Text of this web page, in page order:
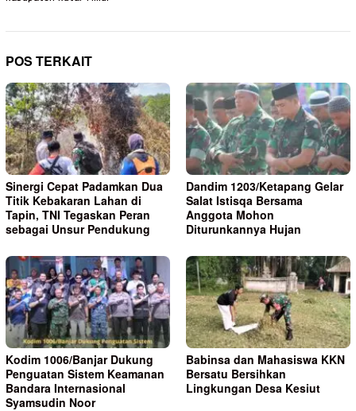
POS TERKAIT
Sinergi Cepat Padamkan Dua
Titik Kebakaran Lahan di
Tapin, TNI Tegaskan Peran
sebagai Unsur Pendukung
Dandim 1203/Ketapang Gelar
Salat Istisqa Bersama
Anggota Mohon
Diturunkannya Hujan
Kodim 1006/Banjar Dukung
Penguatan Sistem Keamanan
Bandara Internasional
Syamsudin Noor
Babinsa dan Mahasiswa KKN
Bersatu Bersihkan
Lingkungan Desa Kesiut